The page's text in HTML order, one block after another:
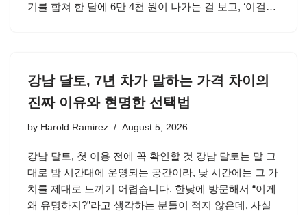
기를 합쳐 한 달에 6만 4천 원이 나가는 걸 보고, ‘이걸…
강남 달토, 7년 차가 말하는 가격 차이의
진짜 이유와 현명한 선택법
by Harold Ramirez August 5, 2026
강남 달토, 첫 이용 전에 꼭 확인할 것 강남 달토는 말 그
대로 밤 시간대에 운영되는 공간이라, 낮 시간에는 그 가
치를 제대로 느끼기 어렵습니다. 한낮에 방문해서 “이게
왜 유명하지?”라고 생각하는 분들이 적지 않은데, 사실